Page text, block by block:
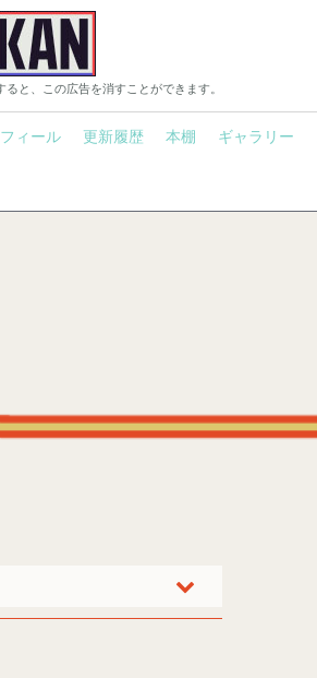
ると、この広告を消すことができます。
ィール 更新履歴 本棚 ギャラリー